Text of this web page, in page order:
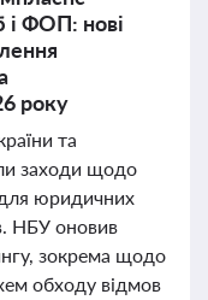
і ФОП: нові
року
та
заходи щодо
юридичних
НБУ оновив
зокрема щодо
обходу відмов